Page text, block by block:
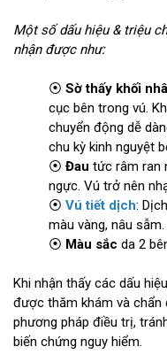
Một số dấu hiệu & triệu
nhận được như:
⦿ Sờ thấy khối
cục bên trong vú.
chuyển động dễ
chu kỳ kinh nguyệt
⦿ Đau tức râm ran
ngực. Vú trở nên
⦿ Vú tiết dịch:
màu vàng, nâu sẫm.
⦿ Màu sắc da 2
Khi nhận thấy các dấu
được thăm khám và chẩn
phương pháp điều trị,
biến chứng nguy hiểm.